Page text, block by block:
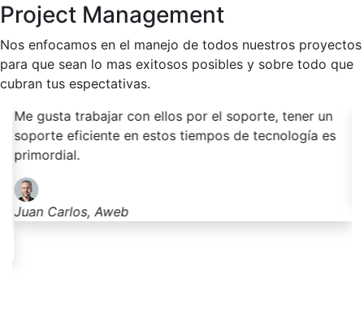
Project Management
Nos enfocamos en el manejo de todos nuestros proyectos
para que sean lo mas exitosos posibles y sobre todo que
cubran tus espectativas.
Me gusta trabajar con ellos por el soporte, tener un
soporte eficiente en estos tiempos de tecnología es
primordial.
Juan Carlos, Aweb